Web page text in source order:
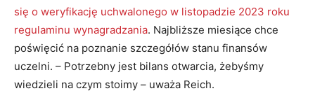
się o weryfikację uchwalonego w listopadzie 2023 roku
regulaminu wynagradzania. Najbliższe miesiące chce
poświęcić na poznanie szczegółów stanu finansów
uczelni. – Potrzebny jest bilans otwarcia, żebyśmy
wiedzieli na czym stoimy – uważa Reich.